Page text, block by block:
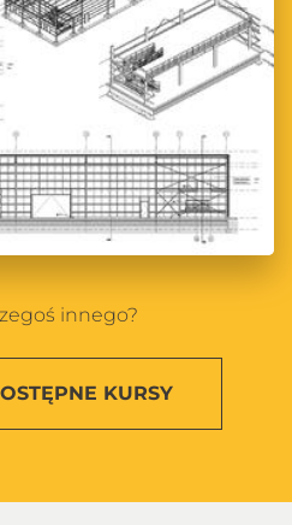
innego?
KURSY